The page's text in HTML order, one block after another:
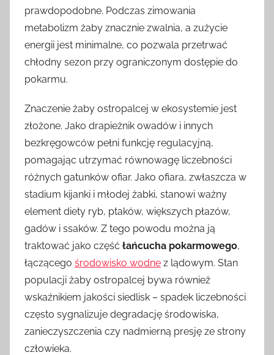
prawdopodobne. Podczas zimowania
metabolizm żaby znacznie zwalnia, a zużycie
energii jest minimalne, co pozwala przetrwać
chłodny sezon przy ograniczonym dostępie do
pokarmu.
Znaczenie żaby ostropalcej w ekosystemie jest
złożone. Jako drapieżnik owadów i innych
bezkręgowców pełni funkcję regulacyjną,
pomagając utrzymać równowagę liczebności
różnych gatunków ofiar. Jako ofiara, zwłaszcza w
stadium kijanki i młodej żabki, stanowi ważny
element diety ryb, ptaków, większych płazów,
gadów i ssaków. Z tego powodu można ją
traktować jako część łańcucha pokarmowego,
łączącego środowisko wodne z lądowym. Stan
populacji żaby ostropalcej bywa również
wskaźnikiem jakości siedlisk – spadek liczebności
często sygnalizuje degradację środowiska,
zanieczyszczenia czy nadmierną presję ze strony
człowieka.